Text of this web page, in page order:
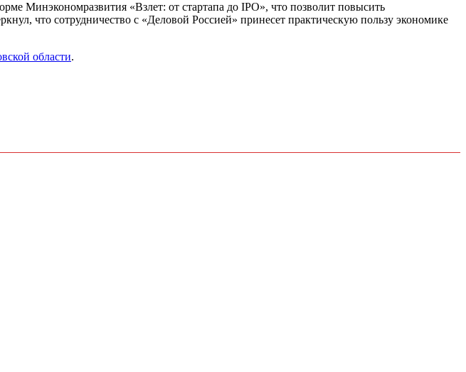
Минэкономразвития «Взлет: от стартапа до IPO», что позволит повысить
что сотрудничество с «Деловой Россией» принесет практическую пользу экономике
области.